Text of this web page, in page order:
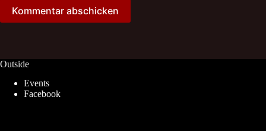
Kommentar abschicken
Outside
Events
Facebook